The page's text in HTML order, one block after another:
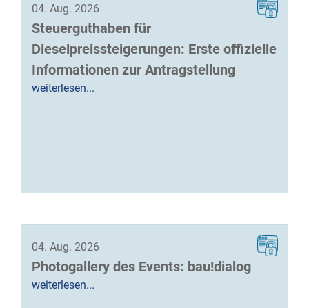
04. Aug. 2026
Steuerguthaben für
Dieselpreissteigerungen: Erste offizielle
Informationen zur Antragstellung
weiterlesen...
04. Aug. 2026
Photogallery des Events: bau!dialog
weiterlesen...